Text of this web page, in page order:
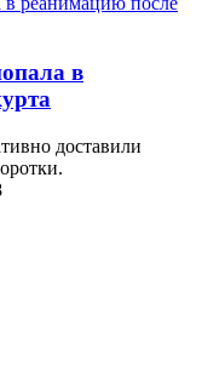
в
доставили